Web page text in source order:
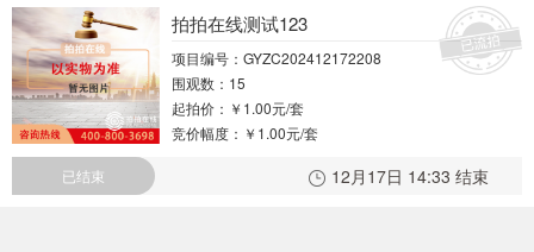
拍拍在线测试123
项目编号：GYZC202412172208
围观数：15
起拍价： ￥1.00元/套
竞价幅度： ￥1.00元/套
已结束 12月17日 14:33 结束